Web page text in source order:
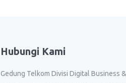
Hubungi Kami
Gedung Telkom Divisi Digital Business